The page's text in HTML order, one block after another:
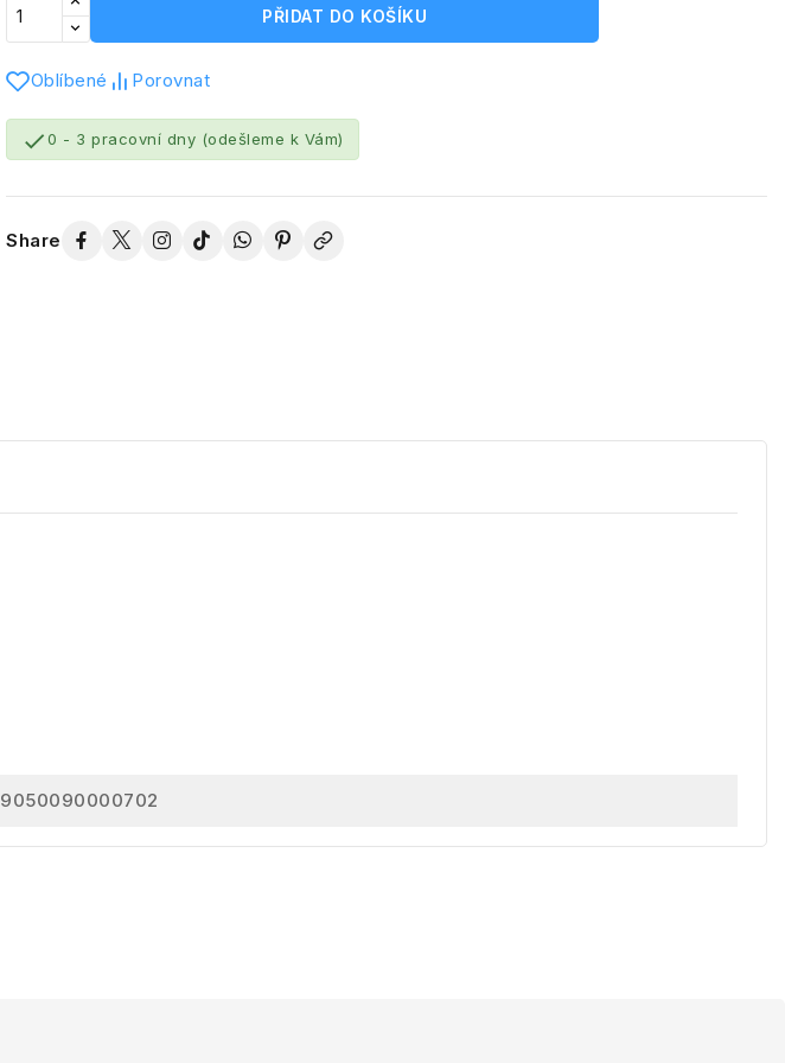
PŘIDAT DO KOŠÍKU
Oblíbené Porovnat
0 - 3 pracovní dny (odešleme k Vám)
Share
9050090000702